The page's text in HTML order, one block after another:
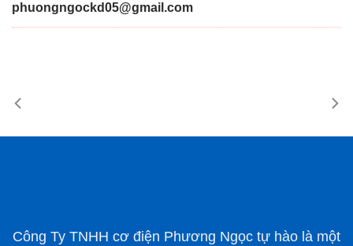
phuongngockd05@gmail.com
Công Ty TNHH cơ điện Phương Ngọc tự hào là một